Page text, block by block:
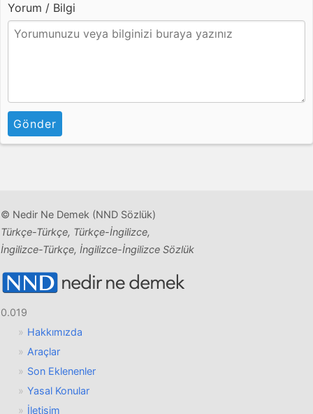
Yorum / Bilgi
Gönder
© Nedir Ne Demek (NND Sözlük)
Türkçe-Türkçe, Türkçe-İngilizce,
İngilizce-Türkçe, İngilizce-İngilizce Sözlük
0.019
Hakkımızda
Araçlar
Son Eklenenler
Yasal Konular
İletişim